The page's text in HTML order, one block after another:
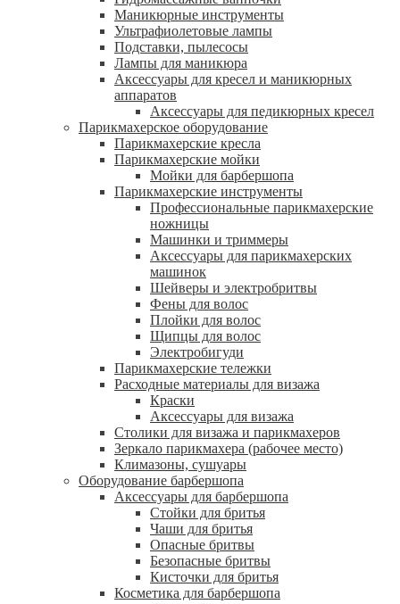
Маникюрные инструменты
Ультрафиолетовые лампы
Подставки, пылесосы
Лампы для маникюра
Аксессуары для кресел и маникюрных
аппаратов
Аксессуары для педикюрных кресел
Парикмахерское оборудование
Парикмахерские кресла
Парикмахерские мойки
Мойки для барбершопа
Парикмахерские инструменты
Профессиональные парикмахерские
ножницы
Машинки и триммеры
Аксессуары для парикмахерских
машинок
Шейверы и электробритвы
Фены для волос
Плойки для волос
Щипцы для волос
Электробигуди
Парикмахерские тележки
Расходные материалы для визажа
Краски
Аксессуары для визажа
Столики для визажа и парикмахеров
Зеркало парикмахера (рабочее место)
Климазоны, сушуары
Оборудование барбершопа
Аксессуары для барбершопа
Стойки для бритья
Чаши для бритья
Опасные бритвы
Безопасные бритвы
Кисточки для бритья
Косметика для барбершопа